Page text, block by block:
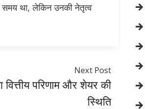
था, लेकिन उनकी नेतृत्व
Next Post
वित्तीय परिणाम और शेयर की
स्थिति